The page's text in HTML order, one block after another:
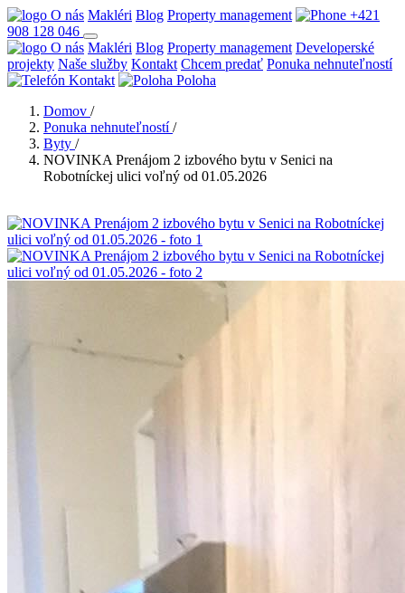
O nás Makléri Blog Property management
+421
908 128 046
O nás Makléri Blog Property management Developerské
projekty Naše služby Kontakt Chcem predať Ponuka nehnuteľností
Kontakt
Poloha
Domov /
Ponuka nehnuteľností /
Byty /
NOVINKA Prenájom 2 izbového bytu v Senici na
Robotníckej ulici voľný od 01.05.2026